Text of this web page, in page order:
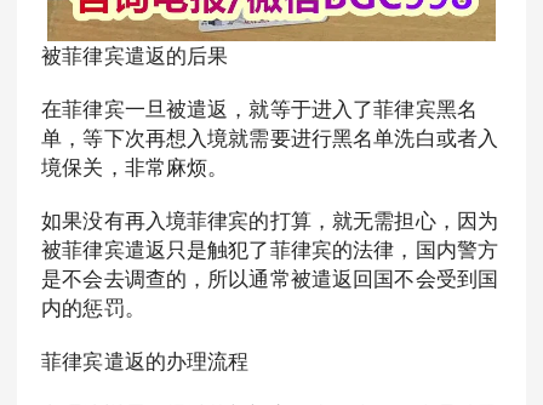
被菲律宾遣返的后果
在菲律宾一旦被遣返，就等于进入了菲律宾黑名
单，等下次再想入境就需要进行黑名单洗白或者入
境保关，非常麻烦。
如果没有再入境菲律宾的打算，就无需担心，因为
被菲律宾遣返只是触犯了菲律宾的法律，国内警方
是不会去调查的，所以通常被遣返回国不会受到国
内的惩罚。
菲律宾遣返的办理流程